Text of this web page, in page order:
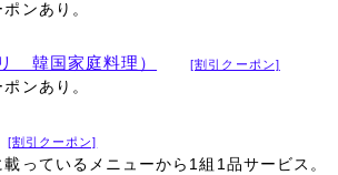
ンあり。
韓国家庭料理） [割引クーポン]
ンあり。
[割引クーポン]
っているメニューから1組1品サービス。